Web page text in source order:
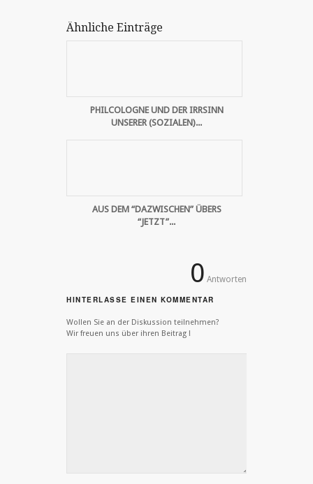
Ähnliche Einträge
PHILCOLOGNE UND DER IRRSINN
UNSERER (SOZIALEN)...
AUS DEM “DAZWISCHEN” ÜBERS
“JETZT”...
0 Antworten
HINTERLASSE EINEN KOMMENTAR
Wollen Sie an der Diskussion teilnehmen?
Wir freuen uns über ihren Beitrag !